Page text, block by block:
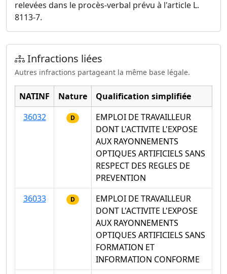
relevées dans le procès-verbal prévu à l'article L.
8113-7.
Infractions liées
Autres infractions partageant la même base légale.
NATINF Nature
Qualification simplifiée
36032
D
EMPLOI DE TRAVAILLEUR
DONT L'ACTIVITE L'EXPOSE
AUX RAYONNEMENTS
OPTIQUES ARTIFICIELS SANS
RESPECT DES REGLES DE
PREVENTION
36033
D
EMPLOI DE TRAVAILLEUR
DONT L'ACTIVITE L'EXPOSE
AUX RAYONNEMENTS
OPTIQUES ARTIFICIELS SANS
FORMATION ET
INFORMATION CONFORME